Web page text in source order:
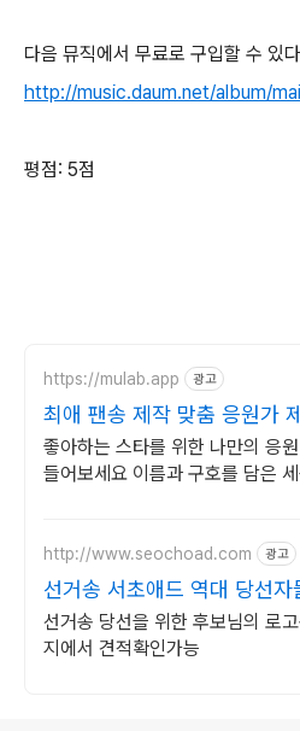
다음 뮤직에서 무료로 구입할 수 있
http://music.daum.net/album/
평점: 5점
https://mulab.app 광고
최애 팬송 제작 맞춤 응원가
좋아하는 스타를 위한 나만의 응
들어보세요 이름과 구호를 담은
http://www.seochoad.com 광고
선거송 서초애드 역대 당선자
로고송
선거송 당선을 위한 후보님의 로고
지에서 견적확인가능